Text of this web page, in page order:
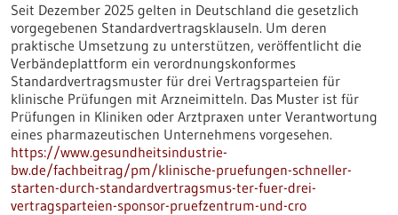
Seit Dezember 2025 gelten in Deutschland die gesetzlich
vorgegebenen Standardvertragsklauseln. Um deren
praktische Umsetzung zu unterstützen, veröffentlicht die
Verbändeplattform ein verordnungskonformes
Standardvertragsmuster für drei Vertragsparteien für
klinische Prüfungen mit Arzneimitteln. Das Muster ist für
Prüfungen in Kliniken oder Arztpraxen unter Verantwortung
eines pharmazeutischen Unternehmens vorgesehen.
https://www.gesundheitsindustrie-
bw.de/fachbeitrag/pm/klinische-pruefungen-schneller-
starten-durch-standardvertragsmus-ter-fuer-drei-
vertragsparteien-sponsor-pruefzentrum-und-cro